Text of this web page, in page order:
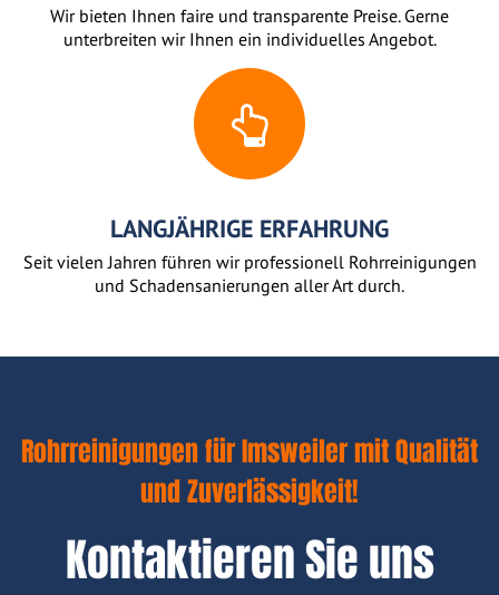
Wir bieten Ihnen faire und transparente Preise. Gerne
unterbreiten wir Ihnen ein individuelles Angebot.
LANGJÄHRIGE ERFAHRUNG
Seit vielen Jahren führen wir professionell Rohrreinigungen
und Schadensanierungen aller Art durch.
Rohrreinigungen für Imsweiler mit Qualität
und Zuverlässigkeit!
Kontaktieren Sie uns